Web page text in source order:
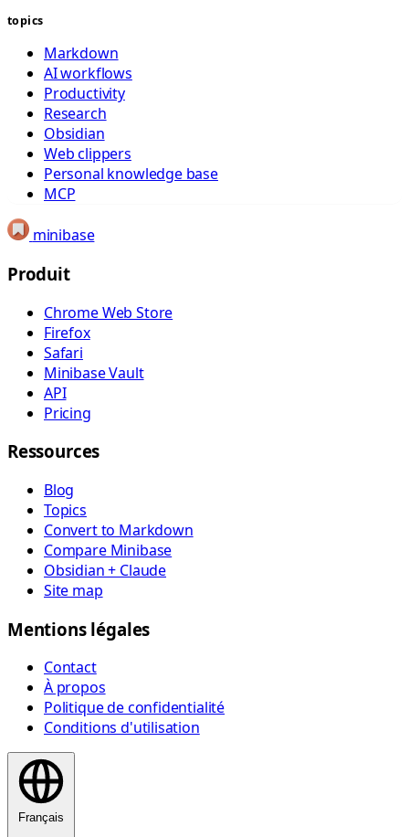
topics
Markdown
AI workflows
Productivity
Research
Obsidian
Web clippers
Personal knowledge base
MCP
minibase
Produit
Chrome Web Store
Firefox
Safari
Minibase Vault
API
Pricing
Ressources
Blog
Topics
Convert to Markdown
Compare Minibase
Obsidian + Claude
Site map
Mentions légales
Contact
À propos
Politique de confidentialité
Conditions d'utilisation
Français